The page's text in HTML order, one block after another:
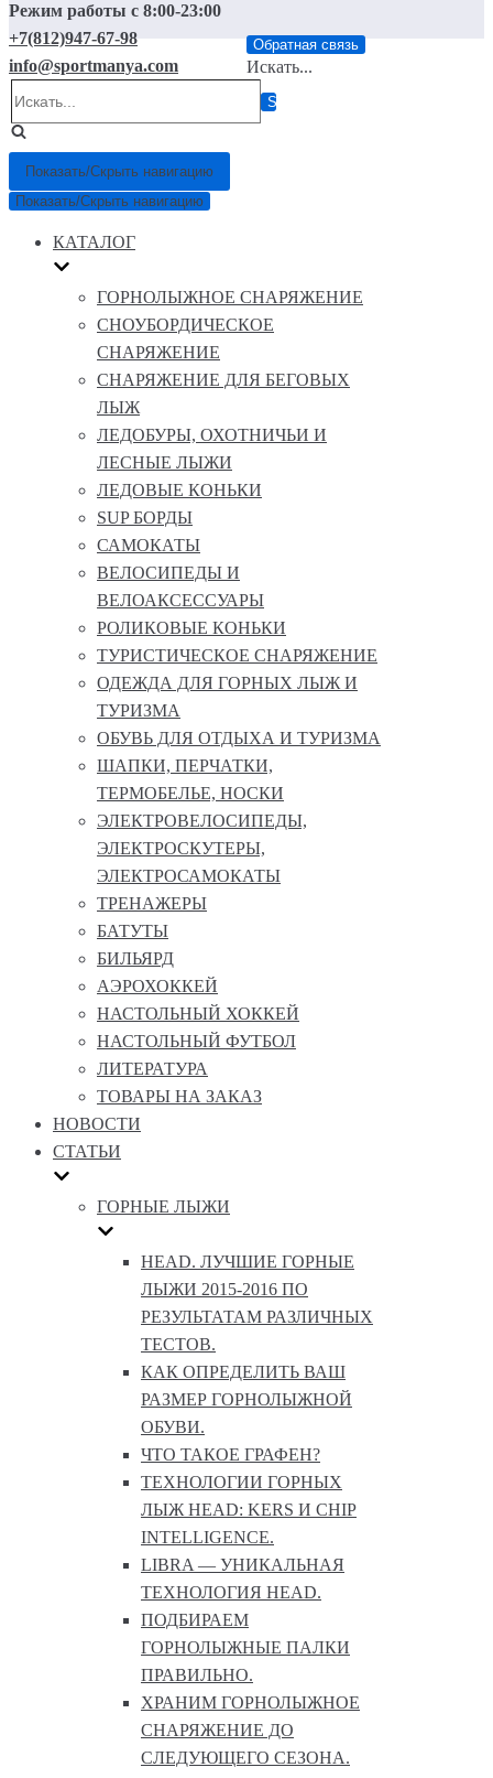
Режим работы с 8:00-23:00
+7(812)947-67-98
info@sportmanya.com
Обратная связь
Искать...
Показать/Скрыть навигацию
Показать/Скрыть навигацию
КАТАЛОГ
ГОРНОЛЫЖНОЕ СНАРЯЖЕНИЕ
СНОУБОРДИЧЕСКОЕ
СНАРЯЖЕНИЕ
СНАРЯЖЕНИЕ ДЛЯ БЕГОВЫХ
ЛЫЖ
ЛЕДОБУРЫ, ОХОТНИЧЬИ И
ЛЕСНЫЕ ЛЫЖИ
ЛЕДОВЫЕ КОНЬКИ
SUP БОРДЫ
САМОКАТЫ
ВЕЛОСИПЕДЫ И
ВЕЛОАКСЕССУАРЫ
РОЛИКОВЫЕ КОНЬКИ
ТУРИСТИЧЕСКОЕ СНАРЯЖЕНИЕ
ОДЕЖДА ДЛЯ ГОРНЫХ ЛЫЖ И
ТУРИЗМА
ОБУВЬ ДЛЯ ОТДЫХА И ТУРИЗМА
ШАПКИ, ПЕРЧАТКИ,
ТЕРМОБЕЛЬЕ, НОСКИ
ЭЛЕКТРОВЕЛОСИПЕДЫ,
ЭЛЕКТРОСКУТЕРЫ,
ЭЛЕКТРОСАМОКАТЫ
ТРЕНАЖЕРЫ
БАТУТЫ
БИЛЬЯРД
АЭРОХОККЕЙ
НАСТОЛЬНЫЙ ХОККЕЙ
НАСТОЛЬНЫЙ ФУТБОЛ
ЛИТЕРАТУРА
ТОВАРЫ НА ЗАКАЗ
НОВОСТИ
СТАТЬИ
ГОРНЫЕ ЛЫЖИ
HEAD. ЛУЧШИЕ ГОРНЫЕ
ЛЫЖИ 2015-2016 ПО
РЕЗУЛЬТАТАМ РАЗЛИЧНЫХ
ТЕСТОВ.
КАК ОПРЕДЕЛИТЬ ВАШ
РАЗМЕР ГОРНОЛЫЖНОЙ
ОБУВИ.
ЧТО ТАКОЕ ГРАФЕН?
ТЕХНОЛОГИИ ГОРНЫХ
ЛЫЖ HEAD: KERS И CHIP
INTELLIGENCE.
LIBRA — УНИКАЛЬНАЯ
ТЕХНОЛОГИЯ HEAD.
ПОДБИРАЕМ
ГОРНОЛЫЖНЫЕ ПАЛКИ
ПРАВИЛЬНО.
ХРАНИМ ГОРНОЛЫЖНОЕ
СНАРЯЖЕНИЕ ДО
СЛЕДУЮЩЕГО СЕЗОНА.